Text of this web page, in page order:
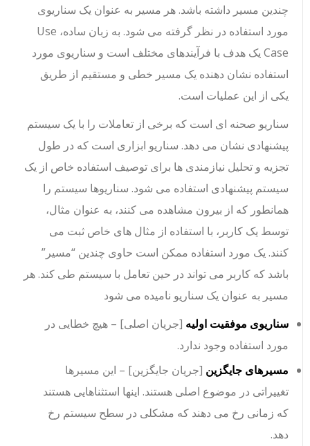
چندین مسیر داشته باشد. هر مسیر به عنوان یک سناریوی
مورد استفاده در نظر گرفته می شود. به زبان ساده، Use
Case یک هدف با فرآیندهای مختلف است و سناریوی مورد
استفاده نشان دهنده یک مسیر خطی و مستقیم از طریق
یکی از این عملیات است.
سناریو صحنه ای است که برخی از تعاملات را با یک سیستم
پیشنهادی نشان می دهد. سناریو ابزاری است که در طول
تجزیه و تحلیل نیازمندی ها برای توصیف استفاده خاص از یک
سیستم پیشنهادی استفاده می شود. سناریوها سیستم را
همانطور که از بیرون مشاهده می کنند، به عنوان مثال،
توسط یک کاربر، با استفاده از مثال های خاص ثبت می
کنند. یک مورد استفاده ممکن است حاوی چندین “مسیر”
باشد که کاربر می تواند در حین تعامل با سیستم طی کند. هر
مسیر به عنوان یک سناریو نامیده می شود
سناریوی موفقیت اولیه[جریان اصلی] – هیچ خطایی در
مورد استفاده وجود ندارد.
مسیرهای جایگزین[جریان جایگزین] – این مسیرها
تغییراتی در موضوع اصلی هستند. اینها استثناهایی هستند
که زمانی رخ می دهند که مشکلی در سطح سیستم رخ
دهد.